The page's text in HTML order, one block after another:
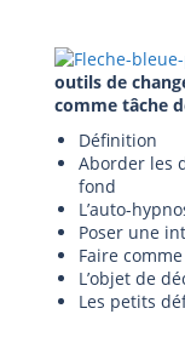
outils de
comme tâche
Définition
Aborder les
fond
L’auto-
Poser une
Faire
L’objet de
Les petits